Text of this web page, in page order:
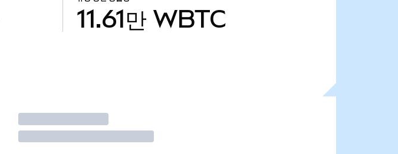
11.61만 WBTC
거래